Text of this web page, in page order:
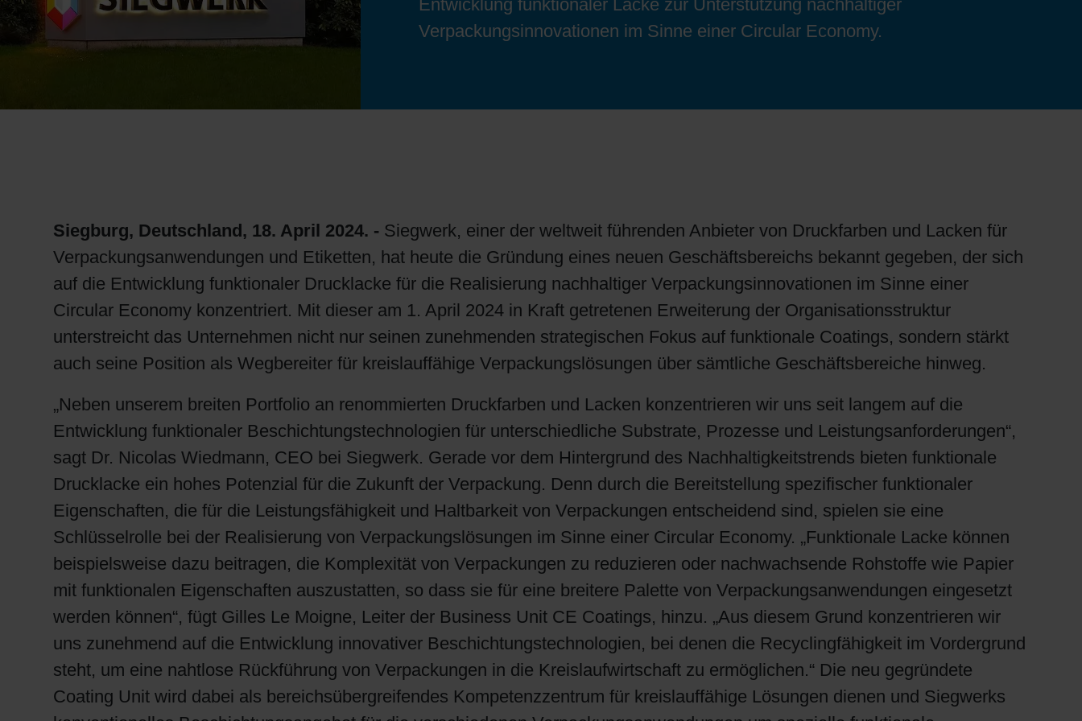
Entwicklung funktionaler Lacke zur Unterstützung nachhaltiger
Verpackungsinnovationen im Sinne einer Circular Economy.
Siegburg, Deutschland, 18. April 2024. - Siegwerk, einer der weltweit führenden Anbieter von Druckfarben und Lacken für
Verpackungsanwendungen und Etiketten, hat heute die Gründung eines neuen Geschäftsbereichs bekannt gegeben, der sich
auf die Entwicklung funktionaler Drucklacke für die Realisierung nachhaltiger Verpackungsinnovationen im Sinne einer
Circular Economy konzentriert. Mit dieser am 1. April 2024 in Kraft getretenen Erweiterung der Organisationsstruktur
unterstreicht das Unternehmen nicht nur seinen zunehmenden strategischen Fokus auf funktionale Coatings, sondern stärkt
auch seine Position als Wegbereiter für kreislauffähige Verpackungslösungen über sämtliche Geschäftsbereiche hinweg.
„Neben unserem breiten Portfolio an renommierten Druckfarben und Lacken konzentrieren wir uns seit langem auf die
Entwicklung funktionaler Beschichtungstechnologien für unterschiedliche Substrate, Prozesse und Leistungsanforderungen“,
sagt Dr. Nicolas Wiedmann, CEO bei Siegwerk. Gerade vor dem Hintergrund des Nachhaltigkeitstrends bieten funktionale
Drucklacke ein hohes Potenzial für die Zukunft der Verpackung. Denn durch die Bereitstellung spezifischer funktionaler
Eigenschaften, die für die Leistungsfähigkeit und Haltbarkeit von Verpackungen entscheidend sind, spielen sie eine
Schlüsselrolle bei der Realisierung von Verpackungslösungen im Sinne einer Circular Economy. „Funktionale Lacke können
beispielsweise dazu beitragen, die Komplexität von Verpackungen zu reduzieren oder nachwachsende Rohstoffe wie Papier
mit funktionalen Eigenschaften auszustatten, so dass sie für eine breitere Palette von Verpackungsanwendungen eingesetzt
werden können“, fügt Gilles Le Moigne, Leiter der Business Unit CE Coatings, hinzu. „Aus diesem Grund konzentrieren wir
uns zunehmend auf die Entwicklung innovativer Beschichtungstechnologien, bei denen die Recyclingfähigkeit im Vordergrund
steht, um eine nahtlose Rückführung von Verpackungen in die Kreislaufwirtschaft zu ermöglichen.“ Die neu gegründete
Coating Unit wird dabei als bereichsübergreifendes Kompetenzzentrum für kreislauffähige Lösungen dienen und Siegwerks
Bogenoffset
Standorte
Ökologische Lösungen
Konzepte für Kreislaufwirtschaft
Umstieg auf Papier
Oberflächendruck
Erdöl-freie Druckfarben: Eco Inks
Schülerpraktikum
RETHINK PACKAGING
SPRACHE